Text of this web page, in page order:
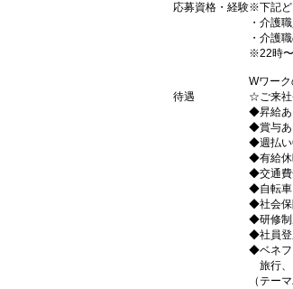
応募資格・経験※下記ど
・介護
・介護
※22時
Wワー
待遇
☆ご来社
◆昇給あ
◆賞与あ
◆週払い
◆有給休
◆交通費
◆自転車
◆社会保
◆研修制
◆社員登
◆ベネフ
旅行、
（テー